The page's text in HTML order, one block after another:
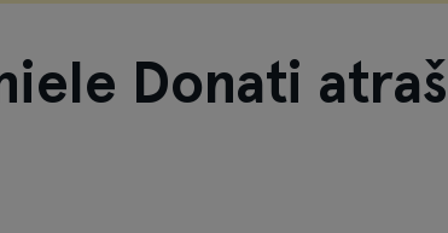
Donati